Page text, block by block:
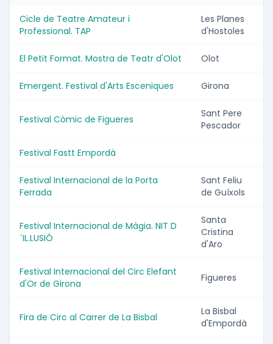
Cicle de Teatre Amateur i
Professional. TAP
Les Planes
d'Hostoles
El Petit Format. Mostra de Teatr d'Olot Olot
Emergent. Festival d'Arts Esceniques Girona
Festival Còmic de Figueres
Sant Pere
Pescador
Festival Fastt Empordà
Festival Internacional de la Porta
Ferrada
Sant Feliu
de Guíxols
Festival Internacional de Màgia. NIT D
´IL.LUSIÓ
Santa
Cristina
d'Aro
Festival Internacional del Circ Elefant
d'Or de Girona
Figueres
Fira de Circ al Carrer de La Bisbal
La Bisbal
d'Empordà